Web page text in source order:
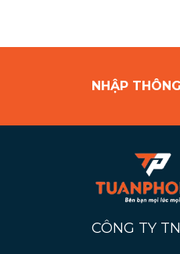
NHẬP
CÔNG TY